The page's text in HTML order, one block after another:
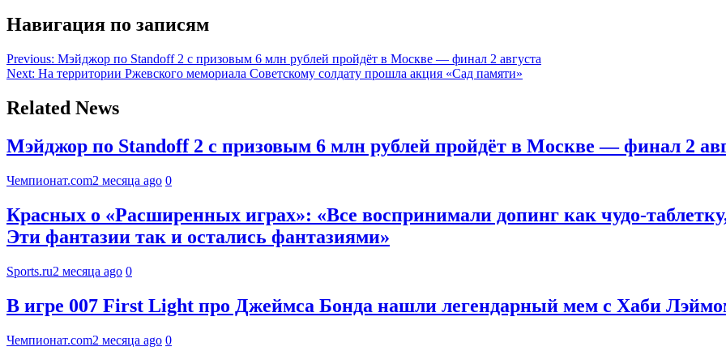
Навигация по записям
Previous: Мэйджор по Standoff 2 с призовым 6 млн рублей пройдёт в Москве — финал 2 августа
Next: На территории Ржевского мемориала Советскому солдату прошла акция «Сад памяти»
Related News
Мэйджор по Standoff 2 с призовым 6 млн рублей пройдёт в Москве — финал 2
Чемпионат.com2 месяца ago 0
Красных о «Расширенных играх»: «Все воспринимали допинг как чудо-
Эти фантазии так и остались фантазиями»
Sports.ru2 месяца ago 0
В игре 007 First Light про Джеймса Бонда нашли легендарный мем с Хаби
Чемпионат.com2 месяца ago 0